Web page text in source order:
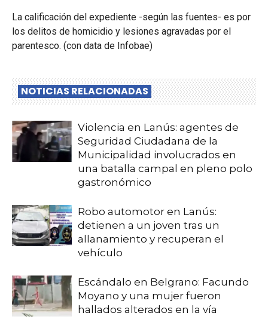
La calificación del expediente -según las fuentes- es por
los delitos de homicidio y lesiones agravadas por el
parentesco. (con data de Infobae)
NOTICIAS RELACIONADAS
Violencia en Lanús: agentes de
Seguridad Ciudadana de la
Municipalidad involucrados en
una batalla campal en pleno polo
gastronómico
Robo automotor en Lanús:
detienen a un joven tras un
allanamiento y recuperan el
vehículo
Escándalo en Belgrano: Facundo
Moyano y una mujer fueron
hallados alterados en la vía